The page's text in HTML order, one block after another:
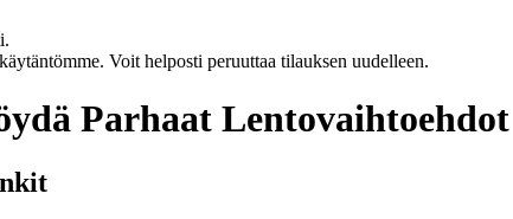
Voit helposti peruuttaa tilauksen uudelleen.
Parhaat Lentovaihtoehdot